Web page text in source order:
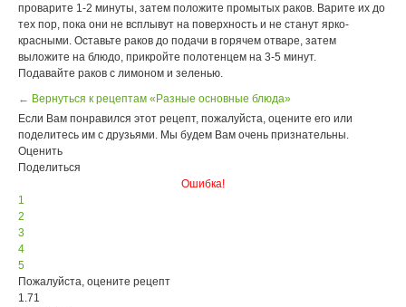
проварите 1-2 минуты, затем положите промытых раков. Варите их до
тех пор, пока они не всплывут на поверхность и не станут ярко-
красными. Оставьте раков до подачи в горячем отваре, затем
выложите на блюдо, прикройте полотенцем на 3-5 минут.
Подавайте раков с лимоном и зеленью.
← Вернуться к рецептам «Разные основные блюда»
Если Вам понравился этот рецепт, пожалуйста, оцените его или
поделитесь им с друзьями. Мы будем Вам очень признательны.
Оценить
Поделиться
Ошибка!
1
2
3
4
5
Пожалуйста, оцените рецепт
1.71